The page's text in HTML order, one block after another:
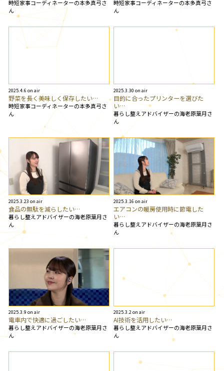
時短家事コーディネーターの本多真弓さ
ん
時短家事コーディネーターの本多真弓さ
ん
2025.4.6 on air
野菜を長く美味しく保存したい…
時短家事コーディネーターの本多真弓さ
ん
2025.3.30 on air
目的に合ったプリンターを選びた
い…
暮らし整えアドバイザーの海老原葉月さ
ん
2025.3.23 on air
食品の無駄を減らしたい…
暮らし整えアドバイザーの海老原葉月さ
ん
2025.3.16 on air
エアコンの暖房使用時に節電した
い…
暮らし整えアドバイザーの海老原葉月さ
ん
2025.3.9 on air
電車内で快適に過ごしたい…
暮らし整えアドバイザーの海老原葉月さ
ん
2025.3.2 on air
AI技術を活用したい…
暮らし整えアドバイザーの海老原葉月さ
ん